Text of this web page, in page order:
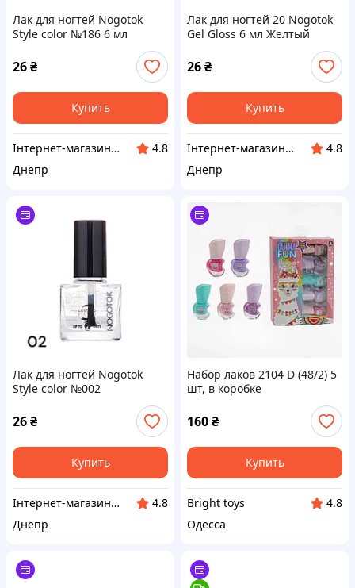
Лак для ногтей Nogotok
Style color №186 6 мл
26₴
Купить
Інтернет-магазин "Winner"
4.8
Днепр
Лак для ногтей 20 Nogotok
Gel Gloss 6 мл Желтый
26₴
Купить
Інтернет-магазин "Winner"
4.8
Днепр
Лак для ногтей Nogotok
Style color №002
Прозрачный (25461)
26₴
Купить
Інтернет-магазин "Winner"
4.8
Днепр
Набор лаков 2104 D (48/2) 5
шт, в коробке
160₴
Купить
Bright toys
4.8
Одесса